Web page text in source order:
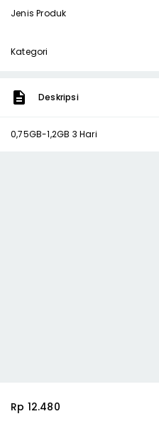
Jenis Produk
Kategori
Deskripsi
0,75GB-1,2GB 3 Hari
Rp 12.480